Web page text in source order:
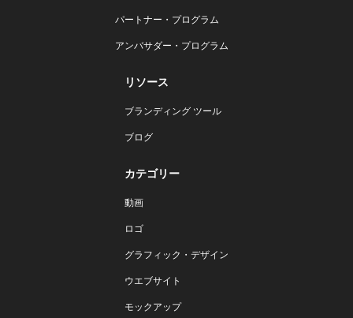
パートナー・プログラム
アンバサダー・プログラム
リソース
ブランディング ツール
ブログ
カテゴリー
動画
ロゴ
グラフィック・デザイン
ウエブサイト
モックアップ